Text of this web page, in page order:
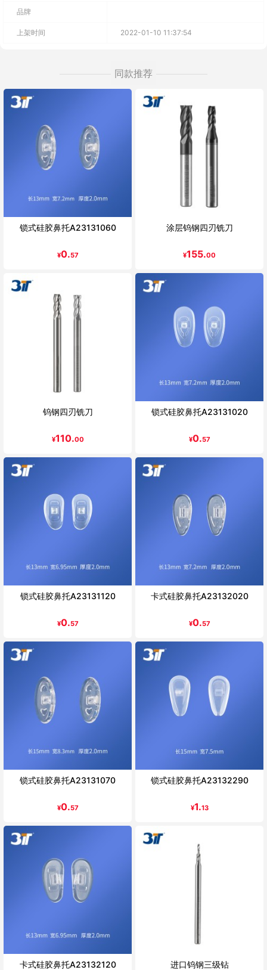
品牌
上架时间 2022-01-10 11:37:54
同款推荐
锁式硅胶鼻托A23131060
¥0.57
涂层钨钢四刃铣刀
¥155.00
钨钢四刃铣刀
¥110.00
锁式硅胶鼻托A23131020
¥0.57
锁式硅胶鼻托A23131120
¥0.57
卡式硅胶鼻托A23132020
¥0.57
锁式硅胶鼻托A23131070
¥0.57
锁式硅胶鼻托A23132290
¥1.13
卡式硅胶鼻托A23132120 进口钨钢三级钻